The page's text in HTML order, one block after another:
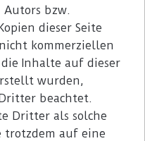
bzw.
dieser Seite
kommerziellen
Inhalte auf dieser
wurden,
beachtet.
Dritter als solche
trotzdem auf eine